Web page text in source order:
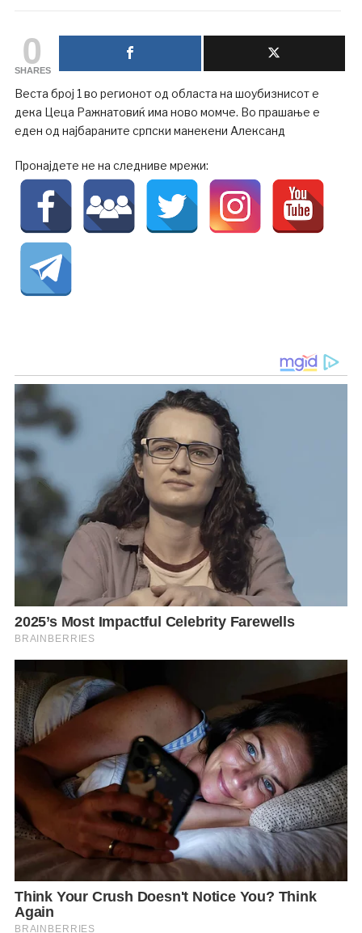
0
SHARES
Веста број 1 во регионот од областа на шоубизнисот е
дека Цеца Ражнатовиќ има ново момче. Во прашање е
еден од најбараните српски манекени Александ
Пронајдете не на следниве мрежи: